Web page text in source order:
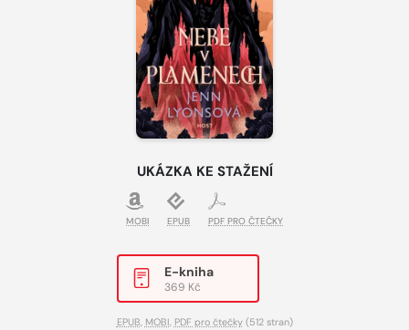
UKÁZKA KE STAŽENÍ
MOBI EPUB PDF PRO ČTEČKY
E-kniha
369 Kč
EPUB MOBI PDF pro čtečky(512 stran)